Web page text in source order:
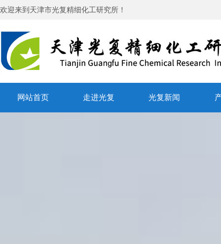
欢迎来到 天津市光复精细化工研究所 ！
网站首页 走进光复 光复新闻